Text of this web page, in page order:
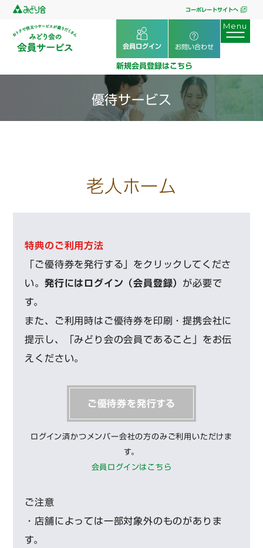
コーポレートサイトへ
会員ログイン
新規会員登録はこちら
お問い合わせ
優待サービス
老人ホーム
特典のご利用方法
「ご優待券を発行する」をクリックしてくださ
い。発行にはログイン（会員登録） が必要で
す。
また、ご利用時はご優待券を印刷・提携会社に
提示し、「みどり会の会員であること」をお伝
えください。
ご優待券を発行する
ログイン済かつメンバー会社の方のみご利用いただけま
す。
会員ログインはこちら
ご注意
・店舗によっては一部対象外のものがありま
す。